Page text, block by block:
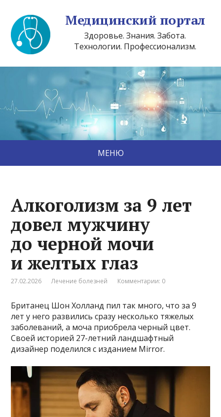
Медицинский портал
Здоровье. Знания. Забота.
Технологии. Профессионализм.
МЕНЮ
Алкоголизм за 9 лет
довел мужчину
до черной мочи
и желтых глаз
27.02.2026 Лечение болезней Комментарии: 0
Британец Шон Холланд пил так много, что за 9
лет у него развились сразу несколько тяжелых
заболеваний, а моча приобрела черный цвет.
Своей историей 27-летний ландшафтный
дизайнер поделился с изданием Mirror.